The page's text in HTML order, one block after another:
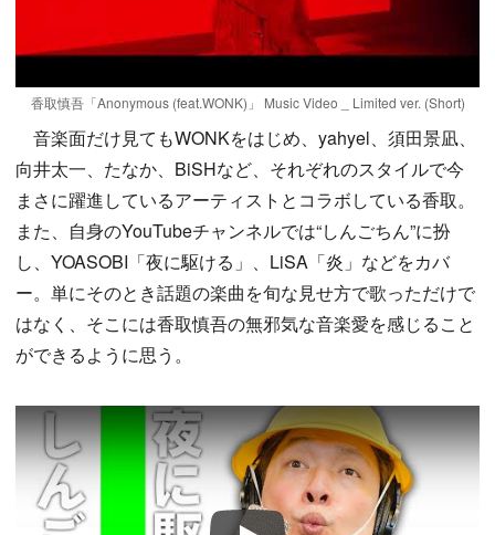
香取慎吾「Anonymous (feat.WONK)」 Music Video _ Limited ver. (Short)
音楽面だけ見てもWONKをはじめ、yahyel、須田景凪、
向井太一、たなか、BiSHなど、それぞれのスタイルで今
まさに躍進しているアーティストとコラボしている香取。
また、自身のYouTubeチャンネルでは“しんごちん”に扮
し、YOASOBI「夜に駆ける」、LiSA「炎」などをカバ
ー。単にそのとき話題の楽曲を旬な見せ方で歌っただけで
はなく、そこには香取慎吾の無邪気な音楽愛を感じること
ができるように思う。